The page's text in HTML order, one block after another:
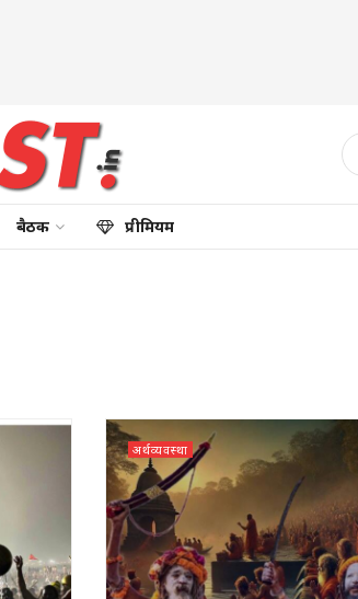
बैठक प्रीमियम
अर्थव्यवस्था